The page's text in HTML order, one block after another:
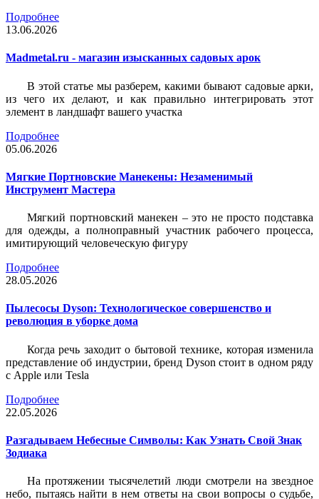
Подробнее
13.06.2026
Madmetal.ru - магазин изысканных садовых арок
В этой статье мы разберем, какими бывают садовые арки,
из чего их делают, и как правильно интегрировать этот
элемент в ландшафт вашего участка
Подробнее
05.06.2026
Мягкие Портновские Манекены: Незаменимый
Инструмент Мастера
Мягкий портновский манекен – это не просто подставка
для одежды, а полноправный участник рабочего процесса,
имитирующий человеческую фигуру
Подробнее
28.05.2026
Пылесосы Dyson: Технологическое совершенство и
революция в уборке дома
Когда речь заходит о бытовой технике, которая изменила
представление об индустрии, бренд Dyson стоит в одном ряду
с Apple или Tesla
Подробнее
22.05.2026
Разгадываем Небесные Символы: Как Узнать Свой Знак
Зодиака
На протяжении тысячелетий люди смотрели на звездное
небо, пытаясь найти в нем ответы на свои вопросы о судьбе,